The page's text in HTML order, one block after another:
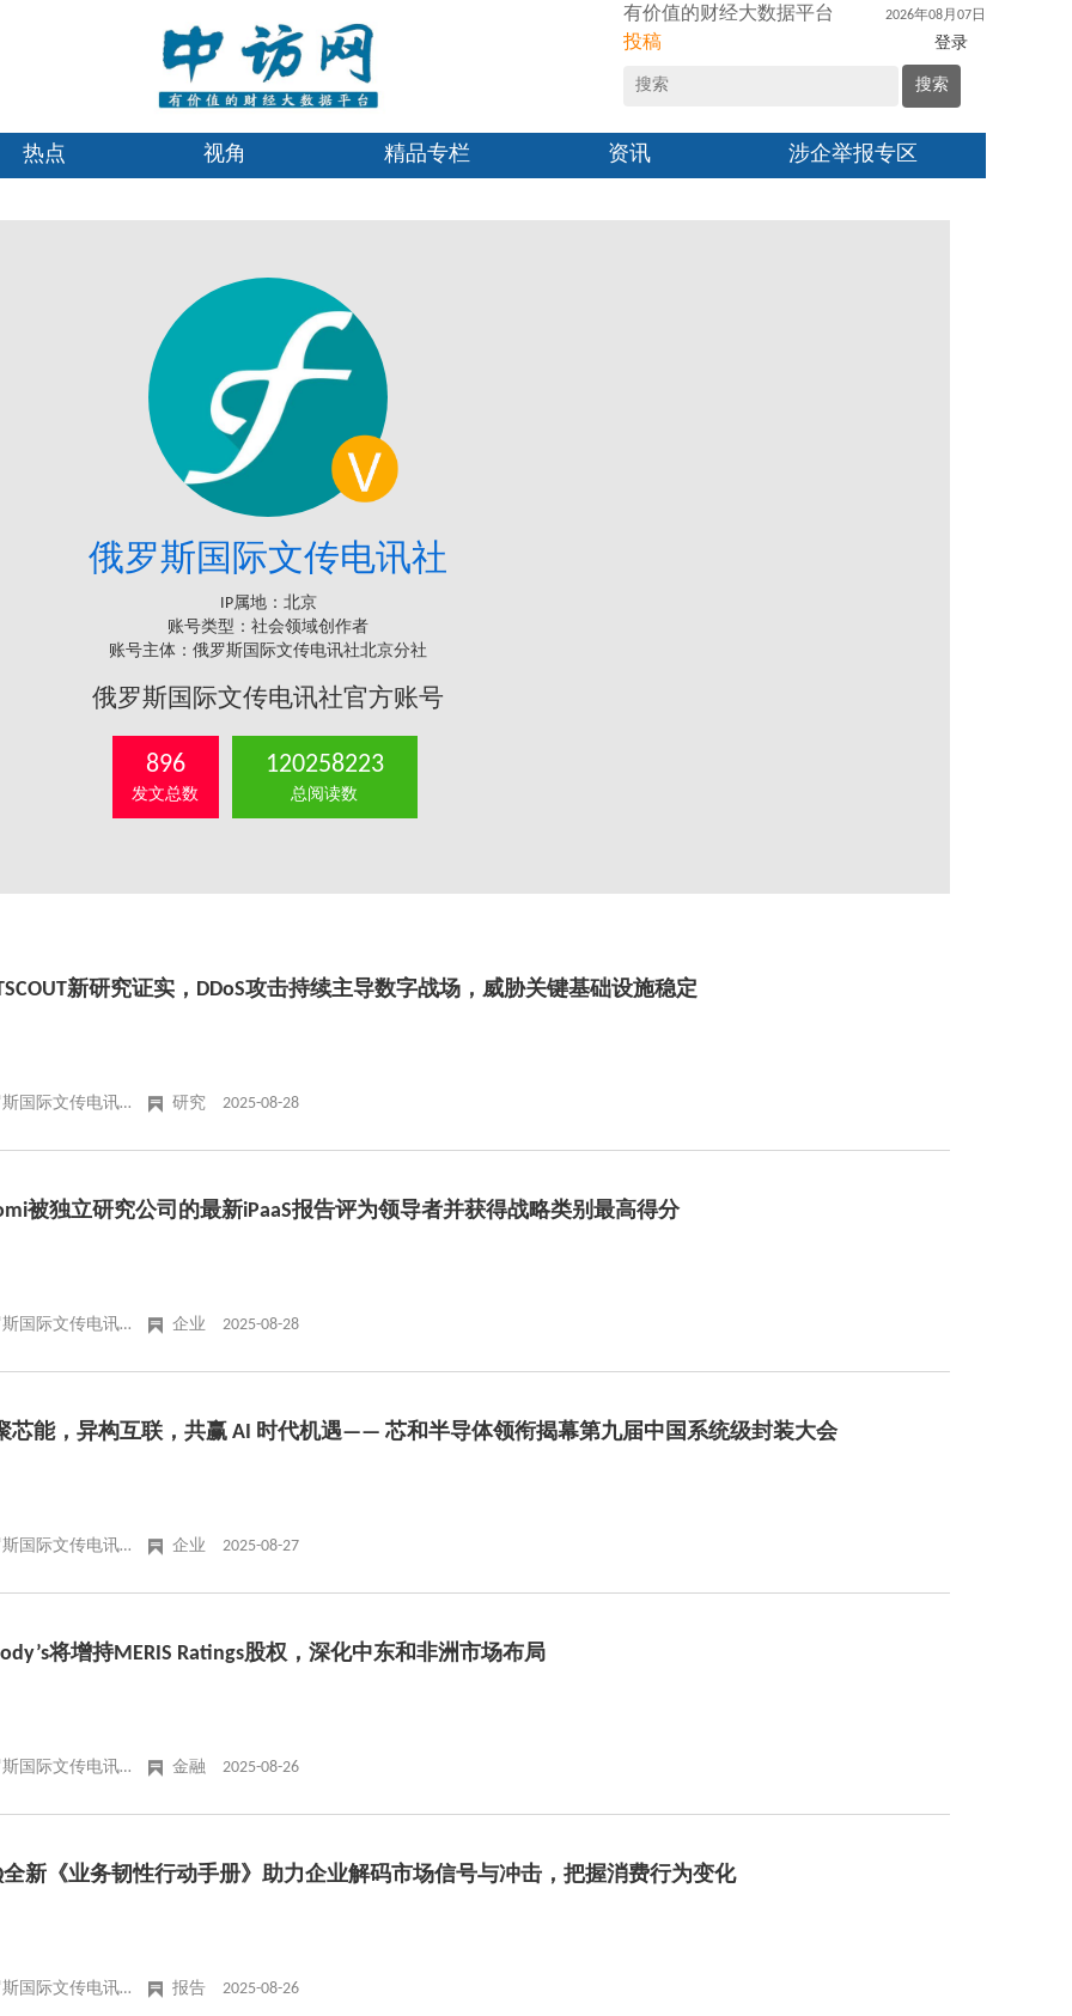
有价值的财经大数据平台
投稿
2026年08月07日
登录
搜索
热点 视角 精品专栏 资讯 涉企举报专区
俄罗斯国际文传电讯社
IP属地：北京
账号类型：社会领域创作者
账号主体：俄罗斯国际文传电讯社北京分社
俄罗斯国际文传电讯社官方账号
896
发文总数
120258223
总阅读数
新研究证实，DDoS攻击持续主导数字战场，威胁关键基础设施稳定
俄罗斯国际文传电讯社 2025-08-28
研究
被独立研究公司的最新iPaaS报告评为领导者并获得战略类别最高得分
俄罗斯国际文传电讯社 2025-08-28
企业
芯能，异构互联，共赢 AI 时代机遇—— 芯和半导体领衔揭幕第九届中国系统级封装大会
俄罗斯国际文传电讯社 2025-08-27
企业
将增持MERIS Ratings股权，深化中东和非洲市场布局
俄罗斯国际文传电讯社 2025-08-26
金融
全新《业务韧性行动手册》助力企业解码市场信号与冲击，把握消费行为变化
俄罗斯国际文传电讯社 2025-08-26
报告